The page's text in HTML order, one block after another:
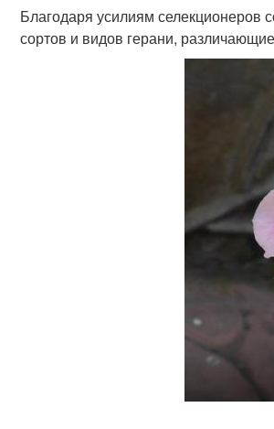
Благодаря усилиям селекционеров
сортов и видов герани,